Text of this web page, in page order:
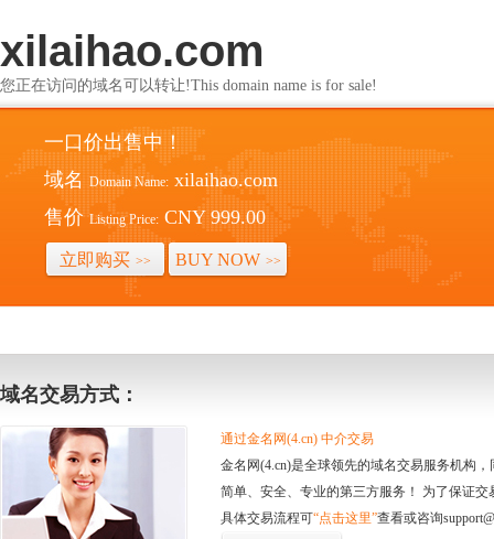
xilaihao.com
您正在访问的域名可以转让!This domain name is for sale!
一口价出售中！
域名 Domain Name: xilaihao.com
售价 Listing Price: CNY 999.00
立即购买 >> BUY NOW >>
域名交易方式：
通过金名网(4.cn) 中介交易
金名网(4.cn)是全球领先的域名交易服务机构
简单、安全、专业的第三方服务！ 为了保证
具体交易流程可“点击这里”查看或咨询